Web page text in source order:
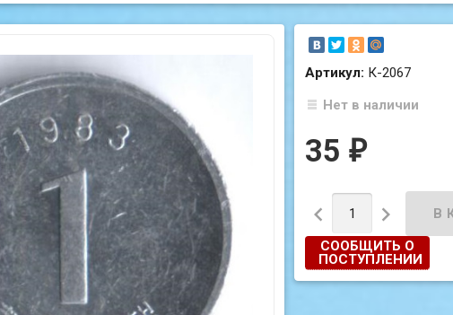
Артикул: К-2067
Нет в наличии
35₽
 
СООБЩИТЬ О
ПОСТУПЛЕНИИ